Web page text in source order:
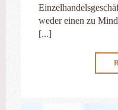
weder einen zu
[...]